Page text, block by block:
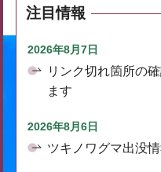
注目情報
2026年8月7日
リンク切れ箇所の
ます
2026年8月6日
ツキノワグマ出没